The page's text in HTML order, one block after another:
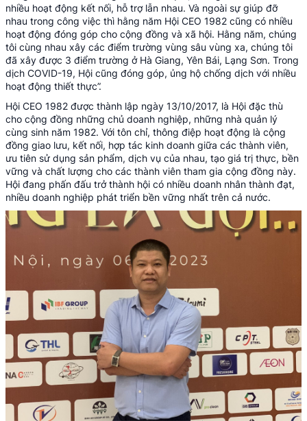
nhiều hoạt động kết nối, hỗ trợ lẫn nhau. Và ngoài sự giúp đỡ
nhau trong công việc thì hằng năm Hội CEO 1982 cũng có nhiều
hoạt động đóng góp cho cộng đồng và xã hội. Hằng năm, chúng
tôi cùng nhau xây các điểm trường vùng sâu vùng xa, chúng tôi
đã xây được 3 điểm trường ở Hà Giang, Yên Bái, Lạng Sơn. Trong
dịch COVID-19, Hội cũng đóng góp, ủng hộ chống dịch với nhiều
hoạt động thiết thực”.
Hội CEO 1982 được thành lập ngày 13/10/2017, là Hội đặc thù
cho cộng đồng những chủ doanh nghiệp, những nhà quản lý
cùng sinh năm 1982. Với tôn chỉ, thông điệp hoạt động là cộng
đồng giao lưu, kết nối, hợp tác kinh doanh giữa các thành viên,
ưu tiên sử dụng sản phẩm, dịch vụ của nhau, tạo giá trị thực, bền
vững và chất lượng cho các thành viên tham gia cộng đồng này.
Hội đang phấn đấu trở thành hội có nhiều doanh nhân thành đạt,
nhiều doanh nghiệp phát triển bền vững nhất trên cả nước.